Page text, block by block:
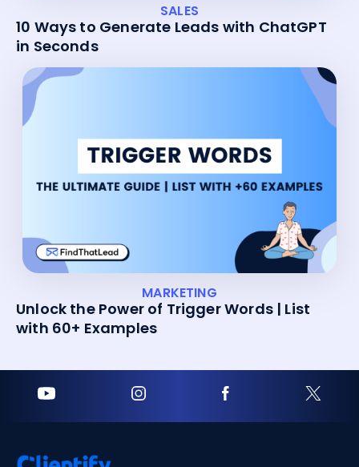
SALES
10 Ways to Generate Leads with ChatGPT
in Seconds
MARKETING
Unlock the Power of Trigger Words | List
with 60+ Examples